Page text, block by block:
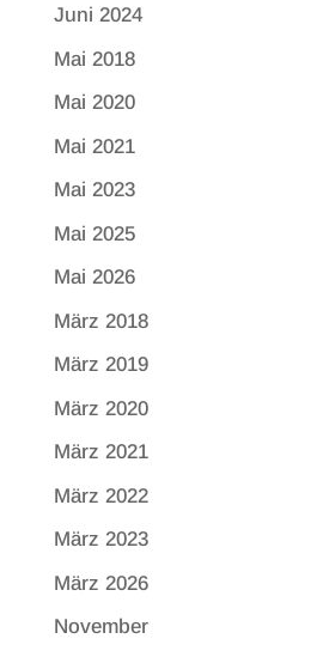
Juni 2024
Mai 2018
Mai 2020
Mai 2021
Mai 2023
Mai 2025
Mai 2026
März 2018
März 2019
März 2020
März 2021
März 2022
März 2023
März 2026
November